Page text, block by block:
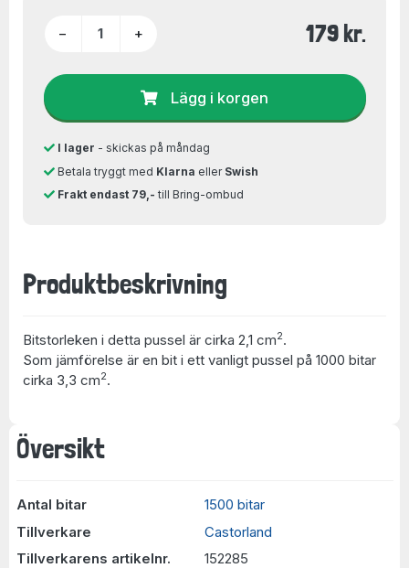
Översikt
Antal bitar
1500 bitar
Tillverkare
Castorland
Tillverkarens artikelnr.
152285
− + 179 kr.
Lägg i korgen
I lager - skickas på måndag
Betala tryggt med Klarna eller Swish
Frakt endast 79,- till Bring-ombud
Produktbeskrivning
Bitstorleken i detta pussel är cirka 2,1 cm2.
Som jämförelse är en bit i ett vanligt pussel på 1000 bitar
cirka 3,3 cm2.